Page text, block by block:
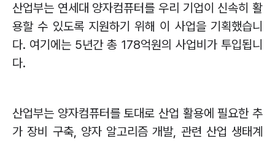
산업부는 연세대 양자컴퓨터를 우리 기업이 신속히 활
용할 수 있도록 지원하기 위해 이 사업을 기획했습니
다. 여기에는 5년간 총 178억원의 사업비가 투입됩니
다.
산업부는 양자컴퓨터를 토대로 산업 활용에 필요한 추
가 장비 구축, 양자 알고리즘 개발, 관련 산업 생태계